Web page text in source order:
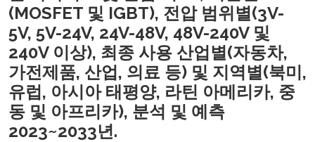
(MOSFET 및 IGBT), 전압 범위별(3V-
5V, 5V-24V, 24V-48V, 48V-240V 및
240V 이상), 최종 사용 산업별(자동차,
가전제품, 산업, 의료 등) 및 지역별(북미,
유럽, 아시아 태평양, 라틴 아메리카, 중
동 및 아프리카), 분석 및 예측
2023~2033년.